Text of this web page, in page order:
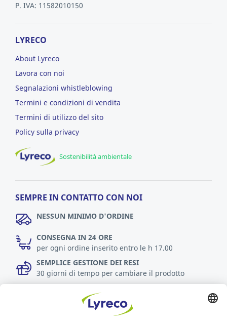
P. IVA: 11582010150
LYRECO
About Lyreco
Lavora con noi
Segnalazioni whistleblowing
Termini e condizioni di vendita
Termini di utilizzo del sito
Policy sulla privacy
Sostenibilità ambientale
SEMPRE IN CONTATTO CON NOI
NESSUN MINIMO D'ORDINE
CONSEGNA IN 24 ORE
per ogni ordine inserito entro le h 17.00
SEMPLICE GESTIONE DEI RESI
30 giorni di tempo per cambiare il prodotto